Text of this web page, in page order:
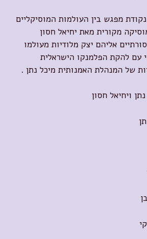
מפגש בין העולמות המוסיקליים
מקורית מאת יחיאל חסון
אליהם יצק מלודיות מעולמו
עם להקת הפלמנקו הישראלית
של המנהלת האמנותית מיכל נתן .
ויחיאל חסון